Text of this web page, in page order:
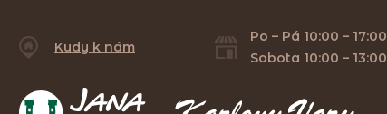
Kudy k nám
Po – Pá 10:00 – 17:00
Sobota 10:00 – 13:00